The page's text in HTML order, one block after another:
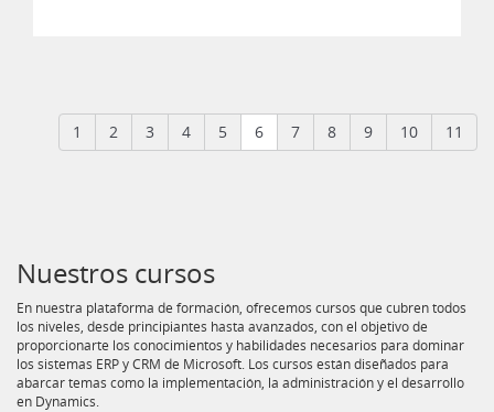
1 2 3 4 5 6 7 8 9 10 11
Nuestros cursos
En nuestra plataforma de formación, ofrecemos cursos que cubren todos
los niveles, desde principiantes hasta avanzados, con el objetivo de
proporcionarte los conocimientos y habilidades necesarios para dominar
los sistemas ERP y CRM de Microsoft. Los cursos están diseñados para
abarcar temas como la implementación, la administración y el desarrollo
en Dynamics.